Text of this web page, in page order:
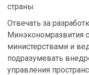
страны.
Отвечать за
Минэкономразвития
министерствами и
подразумевать
управления